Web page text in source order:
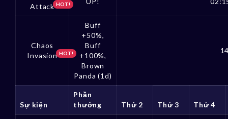
Attack HOT!
Chaos
Invasion HOT!
Buff
+50%,
Buff
+100%,
Brown
Panda (1d)
Sự kiện
Phần
thưởng
Thứ 2 Thứ 3 Thứ 4